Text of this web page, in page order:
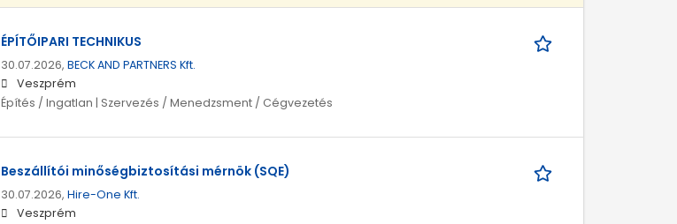
ÉPÍTŐIPARI TECHNIKUS
30.07.2026, BECK AND PARTNERS Kft.
Veszprém
Építés / Ingatlan | Szervezés / Menedzsment / Cégvezetés
Beszállítói minőségbiztosítási mérnök (SQE)
30.07.2026, Hire-One Kft.
Veszprém